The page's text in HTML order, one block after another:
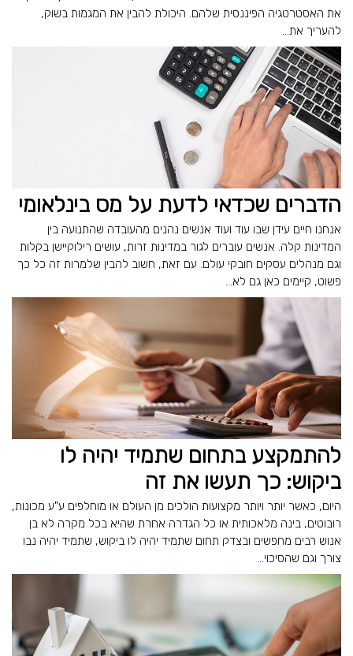
את האסטרטגיה הפיננסית שלהם. היכולת להבין את המגמות בשוק,
להעריך את...
הדברים שכדאי לדעת על מס בינלאומי
אנחנו חיים עידן שבו עוד ועוד אנשים נהנים מהעובדה שהתנועה בין
המדינות קלה. אנשים עוברים לגור במדינות זרות, עושים רילוקיישן בקלות
וגם מנהלים עסקים חובקי עולם. עם זאת, חשוב להבין שלמרות זה כל כך
פשוט, קיימים כאן גם לא...
להתמקצע בתחום שתמיד יהיה לו
ביקוש: כך תעשו את זה
היום, כאשר יותר ויותר מקצועות הולכים מן העולם או מוחלפים ע"ע מכונות,
רובוטים, בינה מלאכותית או כל הגדרה אחרת שהיא בכל מקרה לא בן
אנוש רבים מחפשים ובצדק תחום שתמיד יהיה לו ביקוש, שתמיד יהיה נבו
צורך וגם שהסיכוי...